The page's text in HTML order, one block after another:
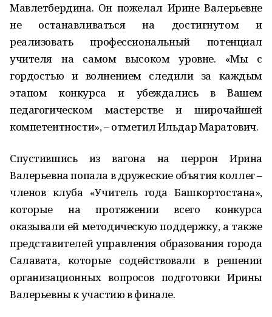
Мавлетбердина. Он пожелал Ирине Валерьевне
не останавливаться на достигнутом и
реализовать профессиональный потенциал
учителя на самом высоком уровне. «Мы с
гордостью и волнением следили за каждым
этапом конкурса и убеждались в Вашем
педагогическом мастерстве и широчайшей
компетентности», – отметил Ильдар Маратович.
Спустившись из вагона на перрон Ирина
Валерьевна попала в дружеские объятия коллег –
членов клуба «Учитель года Башкортостана»,
которые на протяжении всего конкурса
оказывали ей методическую поддержку, а также
представителей управления образования города
Салавата, которые содействовали в решении
организационных вопросов подготовки Ирины
Валерьевны к участию в финале.